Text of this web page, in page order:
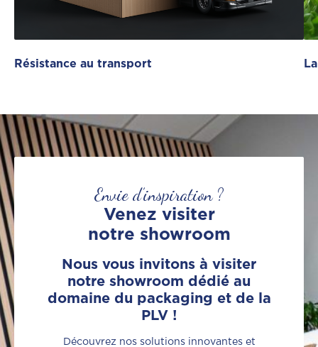
Résistance au transport
Envie d’inspiration ?
Venez visiter
notre showroom
Nous vous invitons à visiter
notre showroom dédié au
domaine du packaging et de la
PLV !
Découvrez nos solutions innovantes et